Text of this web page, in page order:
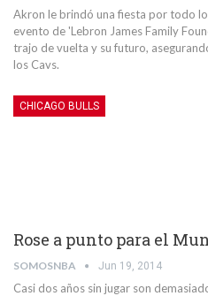
Akron le brindó una fiesta por todo
evento de 'Lebron James Family
trajo de vuelta y su futuro,
los Cavs.
CHICAGO BULLS
Rose a punto para el
SOMOSNBA Jun 19, 2014
Casi dos años sin jugar son